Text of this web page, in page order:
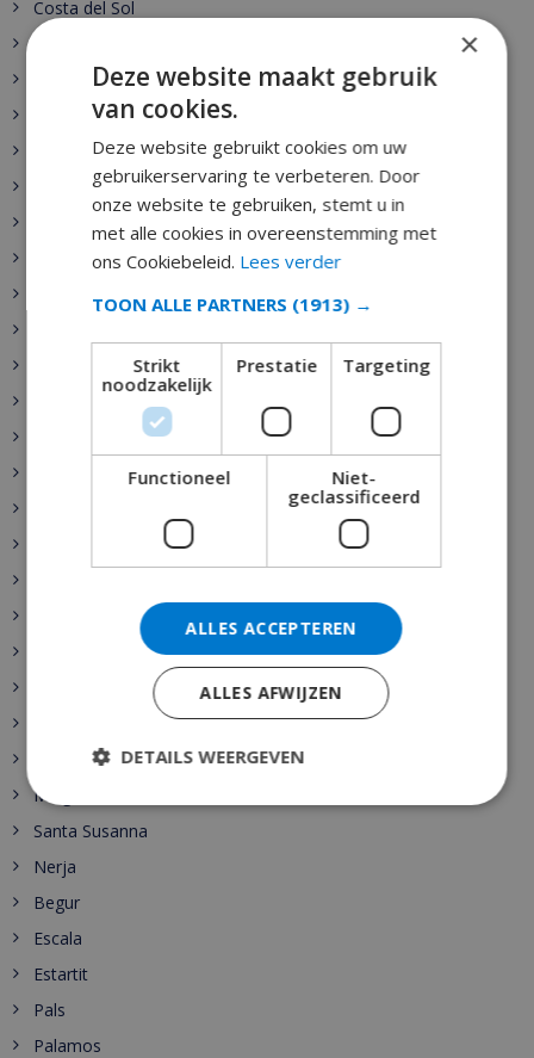
Costa del Sol
Lloret de Mar
Alicante
Granada
Costa Maresme
Menorca
Costa Dorada
Tossa de Mar
Cala d’Or
Malgrat de Mar
Santa Susanna
Nerja
Begur
Escala
Estartit
Pals
Palamos
×
Deze website maakt gebruik
van cookies.
Deze website gebruikt cookies om uw
gebruikerservaring te verbeteren. Door
onze website te gebruiken, stemt u in
met alle cookies in overeenstemming met
ons Cookiebeleid. Lees verder
TOON ALLE PARTNERS (1913) →
Strikt
noodzakelijk
Prestatie Targeting
Functioneel
Niet-
geclassificeerd
ALLES ACCEPTEREN
ALLES AFWIJZEN
DETAILS WEERGEVEN